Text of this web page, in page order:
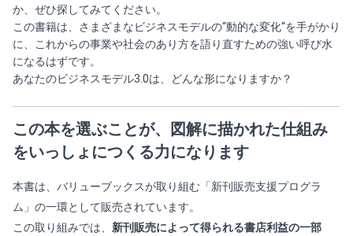
か、ぜひ探してみてください。
この書籍は、さまざまなビジネスモデルの“動的な変化“を手がかり
に、これからの事業や社会のあり方を語り直すための強い呼び水
になるはずです。
あなたのビジネスモデル3.0は、どんな形になりますか？
この本を選ぶことが、図解に描かれた仕組み
をいっしょにつくる力になります
本書は、バリューブックスが取り組む「新刊販売支援プログラ
ム」の一環として販売されています。
この取り組みでは、 新刊販売によって得られる書店利益の一部